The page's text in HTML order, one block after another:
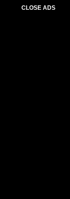
CLOSE ADS